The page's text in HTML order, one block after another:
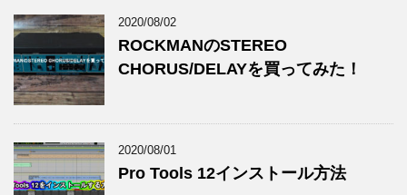
2020/08/02
ROCKMANのSTEREO
CHORUS/DELAYを買ってみた！
2020/08/01
Pro Tools 12インストール方法